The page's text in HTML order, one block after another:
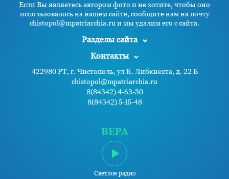
Если Вы являетесь автором фото и не хотите, чтобы оно
использовалось на нашем сайте, сообщите нам на почту
chistopol@mpatriarchia.ru и мы удалим его с сайта.
Разделы сайта
Контакты
422980 РТ, г. Чистополь, ул К. Либкнехта, д. 22 Б
chistopol@mpatriarchia.ru
8(84342) 4-63-30
8(84342) 5-15-48
ВЕРА
Светлое радио